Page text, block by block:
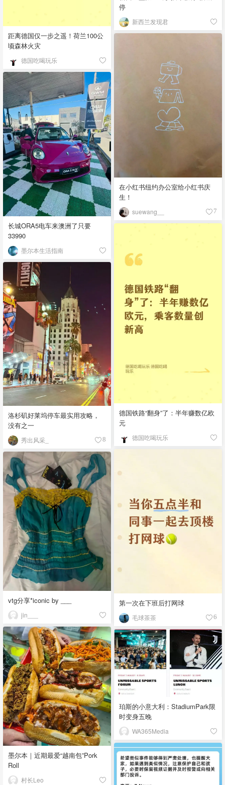
停
新西兰发现君
距离德国仅一步之遥！荷兰100公
顷森林火灾
德国吃喝玩乐
在小红书纽约办公室给小红书庆
生！
suewang__ 7
长城ORA5电车来澳洲了只要
33990
墨尔本生活指南
德国铁路“翻身”了：半年赚数亿欧
元
德国吃喝玩乐
洛杉矶好莱坞停车最实用攻略，
没有之一
秀出风采_ 8
第一次在下班后打网球
毛球茶茶 6
vtg分享*iconic by ___
jin___
墨尔本｜近期最爱“越南包”Pork
Roll
村长Leo
珀斯的小意大利：StadiumPark限
时变身五晚
WA365Media